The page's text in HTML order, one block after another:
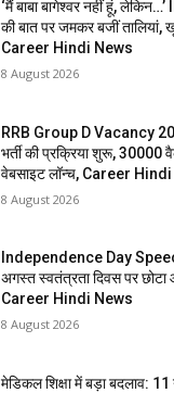
‘मैं बाबा बागेश्वर नहीं हूं, लेकिन…’
की बात पर जमकर बजीं
Career Hindi News
8 August 2026
RRB Group D Vacancy
भर्ती की प्रक्रिया शुरू, 30000
वेबसाइट लॉन्च, Career
8 August 2026
Independence Day
अगस्त स्वतंत्रता दिवस पर
Career Hindi News
8 August 2026
मेडिकल शिक्षा में बड़ा बदलाव: 11